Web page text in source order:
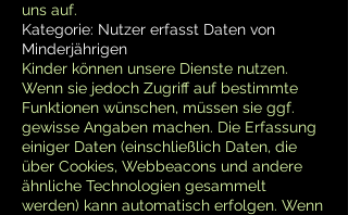
uns auf.
Kategorie: Nutzer erfasst Daten von
Minderjährigen
Kinder können unsere Dienste nutzen.
Wenn sie jedoch Zugriff auf bestimmte
Funktionen wünschen, müssen sie ggf.
gewisse Angaben machen. Die Erfassung
einiger Daten (einschließlich Daten, die
über Cookies, Webbeacons und andere
ähnliche Technologien gesammelt
werden) kann automatisch erfolgen. Wenn